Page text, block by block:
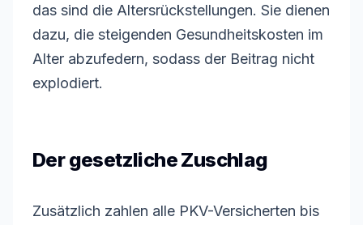
das sind die Altersrückstellungen. Sie dienen
dazu, die steigenden Gesundheitskosten im
Alter abzufedern, sodass der Beitrag nicht
explodiert.
Der gesetzliche Zuschlag
Zusätzlich zahlen alle PKV-Versicherten bis